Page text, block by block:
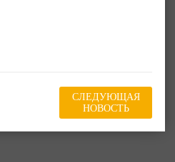
СЛЕДУЮЩАЯ
НОВОСТЬ